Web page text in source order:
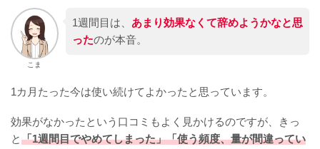
こま
1週間目は、 あまり効果なくて辞めようかなと思
ったのが本音。
1カ月たった今は使い続けてよかったと思っています。
効果がなかったという口コミもよく見かけるのですが、きっ
と「1週間目でやめてしまった」「使う頻度、量が間違ってい